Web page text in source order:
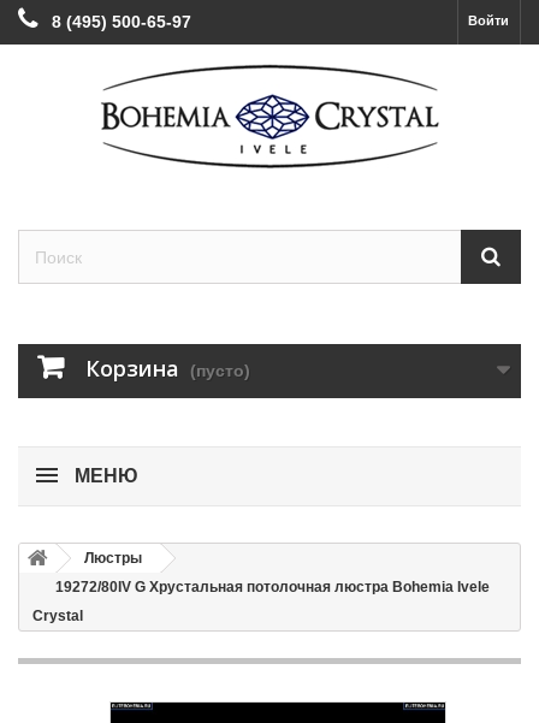
Войти
8 (495) 500-65-97
Корзина (пусто)
МЕНЮ
Люстры
19272/80IV G Хрустальная потолочная люстра Bohemia Ivele
Crystal